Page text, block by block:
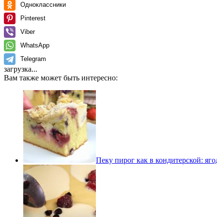
Одноклассники
Pinterest
Viber
WhatsApp
Telegram
загрузка...
Вам также может быть интересно:
Пеку пирог как в кондитерской: